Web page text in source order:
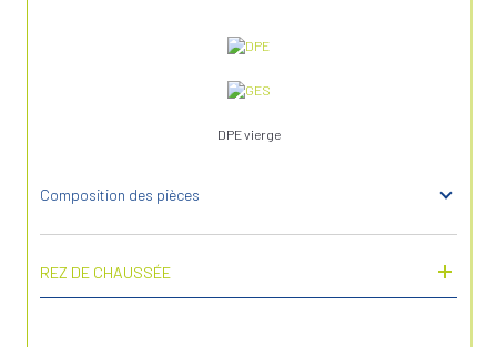
DPE vierge
Composition des pièces
REZ DE CHAUSSÉE